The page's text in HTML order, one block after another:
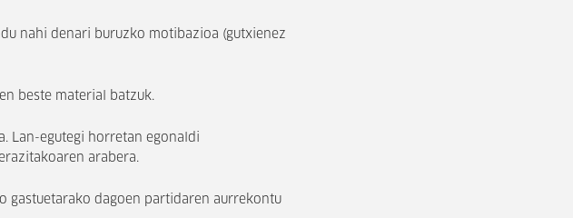
nahi denari buruzko motibazioa (gutxienez
beste material batzuk.
Lan-egutegi horretan egonaldi
arabera.
gastuetarako dagoen partidaren aurrekontu